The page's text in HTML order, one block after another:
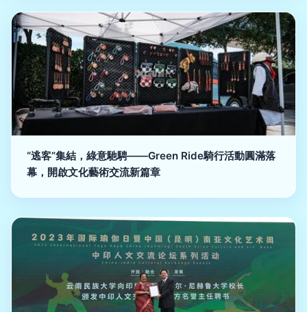
“逃客”集結，綠意馳騁——Green Ride騎行活動圓滿落
幕，開啟文化藝術交流新篇章